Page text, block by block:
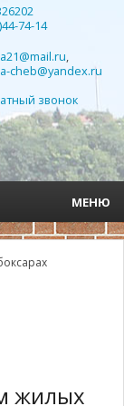
74-14
,
cheb@yandex.ru
звонок
МЕНЮ
жилых